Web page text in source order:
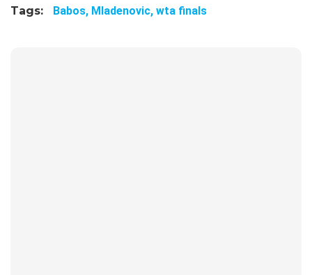
Tags: Babos, Mladenovic, wta finals